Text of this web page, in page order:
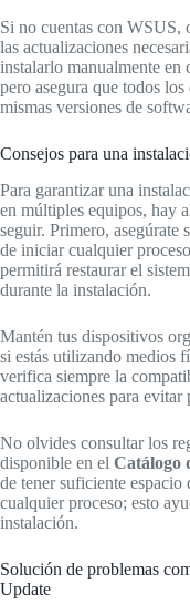
Si no cuentas con WSUS,
las actualizaciones
instalarlo manualmente en
pero asegura que todos
mismas versiones de
Consejos para una
Para garantizar una
en múltiples equipos, hay
seguir. Primero, asegúrate
de iniciar cualquier
permitirá restaurar el
durante la instalación.
Mantén tus dispositivos
si estás utilizando medios
verifica siempre la
actualizaciones para evitar
No olvides consultar los
disponible en el Catálogo
de tener suficiente
cualquier proceso; esto
instalación.
Solución de problemas
Update